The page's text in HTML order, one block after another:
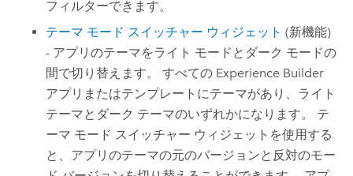
フィルターできます。
テーマ モード スイッチャー ウィジェット (新機能)
- アプリのテーマをライト モードとダーク モードの
間で切り替えます。 すべての Experience Builder
アプリまたはテンプレートにテーマがあり、ライト
テーマとダーク テーマのいずれかになります。 テ
ーマ モード スイッチャー ウィジェットを使用する
と、アプリのテーマの元のバージョンと反対のモー